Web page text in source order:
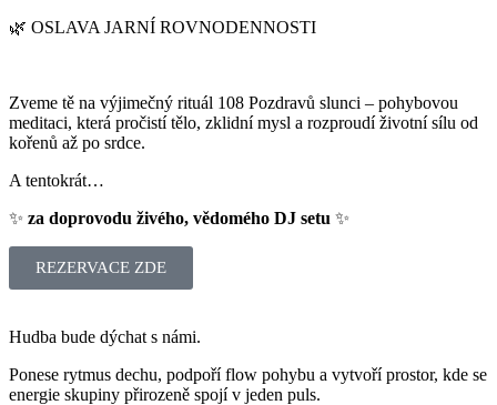
🌿 OSLAVA JARNÍ ROVNODENNOSTI
Zveme tě na výjimečný rituál 108 Pozdravů slunci – pohybovou
meditaci, která pročistí tělo, zklidní mysl a rozproudí životní sílu od
kořenů až po srdce.
A tentokrát…
✨ za doprovodu živého, vědomého DJ setu ✨
REZERVACE ZDE
Hudba bude dýchat s námi.
Ponese rytmus dechu, podpoří flow pohybu a vytvoří prostor, kde se
energie skupiny přirozeně spojí v jeden puls.